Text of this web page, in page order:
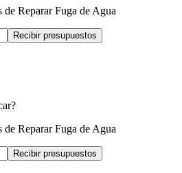
de Reparar Fuga de Agua
Recibir presupuestos
de Reparar Fuga de Agua
Recibir presupuestos